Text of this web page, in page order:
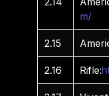
m/
2.15
2.16 Rifle: